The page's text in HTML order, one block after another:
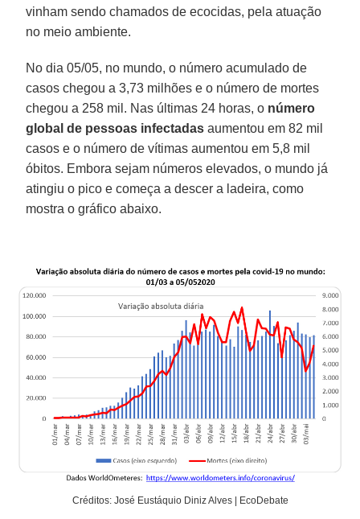
vinham sendo chamados de ecocidas, pela atuação
no meio ambiente.
No dia 05/05, no mundo, o número acumulado de
casos chegou a 3,73 milhões e o número de mortes
chegou a 258 mil. Nas últimas 24 horas, o número
global de pessoas infectadas aumentou em 82 mil
casos e o número de vítimas aumentou em 5,8 mil
óbitos. Embora sejam números elevados, o mundo já
atingiu o pico e começa a descer a ladeira, como
mostra o gráfico abaixo.
Créditos: José Eustáquio Diniz Alves | EcoDebate